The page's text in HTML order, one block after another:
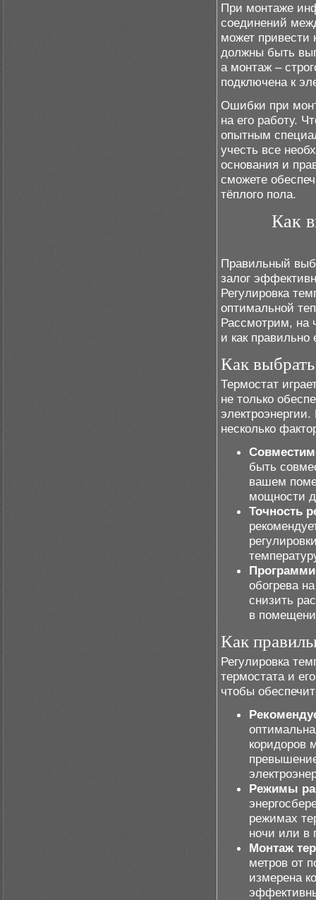
При монтаже
соединений
может привести
должны быть
а монтаж –
подключена к
Ошибки при
на его работу.
опытным
учесть все
основания и
сможете
тёплого пола.
Как
Правильный
залог
Регулировка
оптимальной
Рассмотрим, на
и как правильно
Как
Термостат
не только
несколько
быть
вашем
мощности
Точность
обогрева
снизить
в
Как
Регулировка
термостата и
чтобы
коридоров
Режимы
режимах
ночи или в
Монтаж
метров от
измерена